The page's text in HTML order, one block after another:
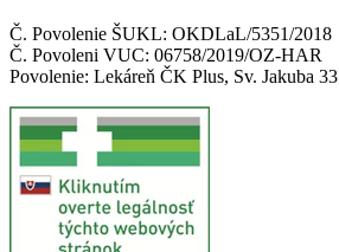
Č. Povolenie ŠUKL: OKDLaL/5351/2018
Č. Povoleni VUC: 06758/2019/OZ-HAR
Povolenie: Lekáreň ČK Plus, Sv. Jakuba 33